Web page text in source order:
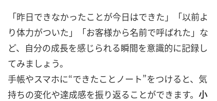
「昨日できなかったことが今日はできた」「以前よ
り体力がついた」「お客様から名前で呼ばれた」な
ど、自分の成長を感じられる瞬間を意識的に記録し
てみましょう。
手帳やスマホに“できたことノート”をつけると、気
持ちの変化や達成感を振り返ることができます。 小